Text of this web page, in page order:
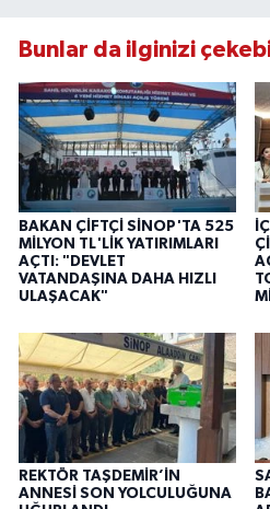
Bunlar da ilginizi
BAKAN ÇİFTÇİ SİNOP'TA 525
MİLYON TL'LİK YATIRIMLARI
AÇTI: "DEVLET
VATANDAŞINA DAHA HIZLI
ULAŞACAK"
REKTÖR TAŞDEMİR’İN
ANNESİ SON YOLCULUĞUNA